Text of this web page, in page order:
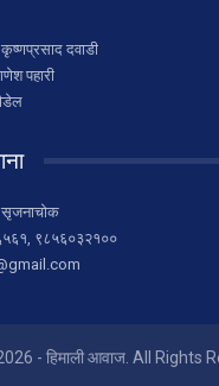
कृष्णप्रसाद दवाडी
पहारी
सृजनाचोक
९८५६०३२१००
- हिमाली आवाज. All Rights